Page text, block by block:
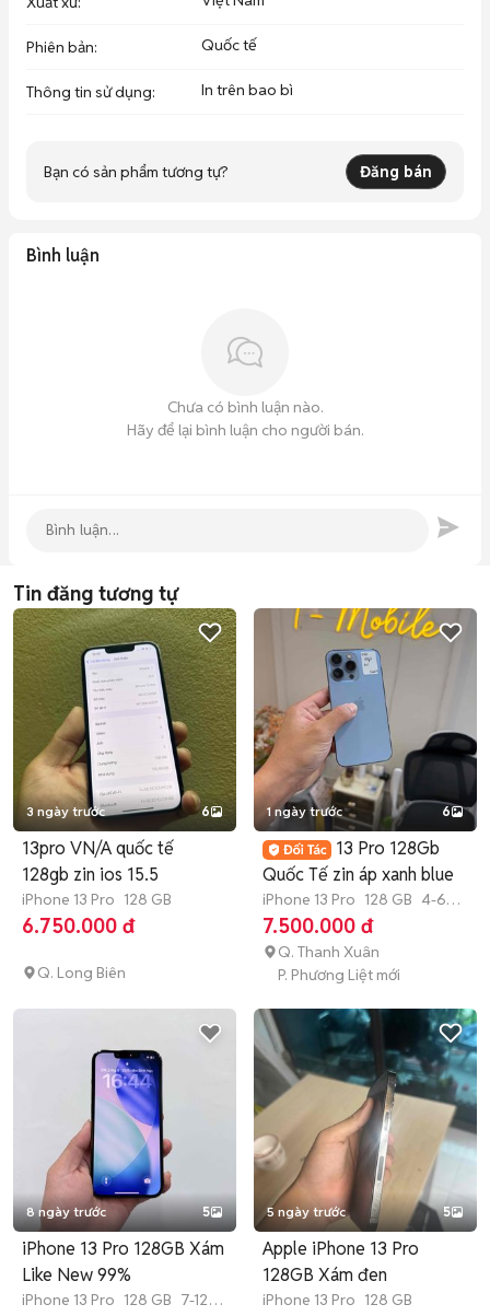
Phiên bản: Quốc tế
Thông tin sử dụng: In trên bao bì
Bạn có sản phẩm tương tự? Đăng bán
Bình luận
Chưa có bình luận nào.
Hãy để lại bình luận cho người bán.
Tin đăng tương tự
3 ngày trước 6
13pro VN/A quốc tế
128gb zin ios 15.5
iPhone 13 Pro 128 GB
6.750.000 đ
Q. Long Biên
1 ngày trước 6
13 Pro 128Gb
Quốc Tế zin áp xanh blue
iPhone 13 Pro 128 GB 4-6
tháng
7.500.000 đ
Q. Thanh Xuân
P. Phương Liệt mới
8 ngày trước 5
iPhone 13 Pro 128GB Xám
Like New 99%
iPhone 13 Pro 128 GB 7-12
5 ngày trước 5
Apple iPhone 13 Pro
128GB Xám đen
iPhone 13 Pro 128 GB